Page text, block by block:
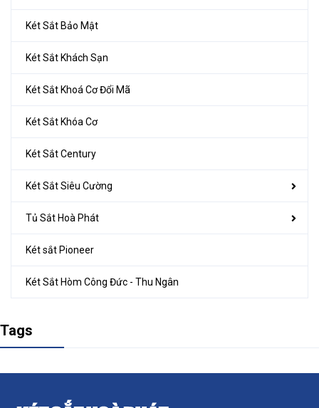
Két Sắt Bảo Mật
Két Sắt Khách Sạn
Két Sắt Khoá Cơ Đổi Mã
Két Sắt Khóa Cơ
Két Sắt Century
Két Sắt Siêu Cường
Tủ Sắt Hoà Phát
Két sắt Pioneer
Két Sắt Hòm Công Đức - Thu Ngân
Tags